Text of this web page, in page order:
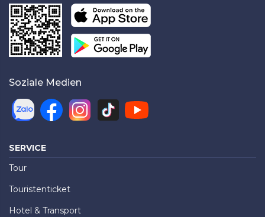
Soziale Medien
SERVICE
Tour
Touristenticket
Hotel & Transport